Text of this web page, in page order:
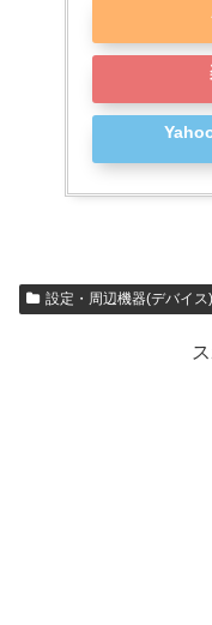
設定・周辺機器(デバイス